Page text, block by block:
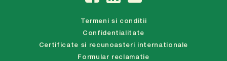
Termeni si conditii
Confidentialitate
Certificate si recunoasteri internationale
Formular reclamatie